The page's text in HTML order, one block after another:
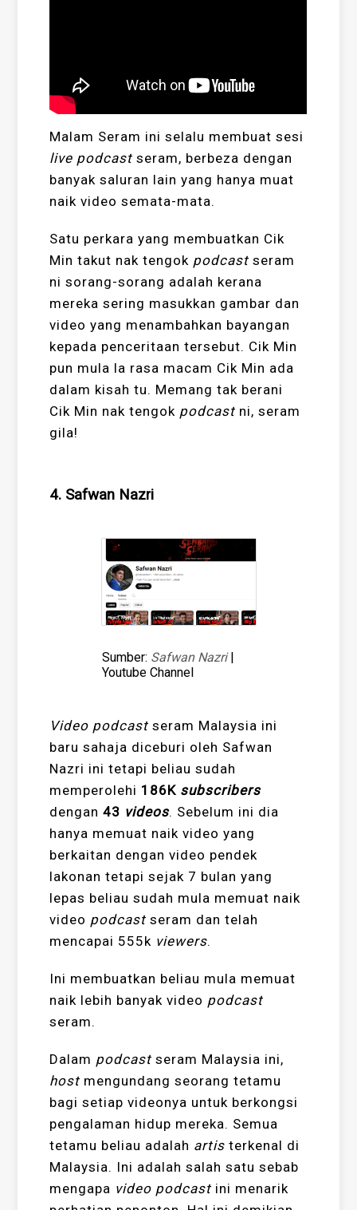
Malam Seram ini selalu membuat sesi
live podcast seram, berbeza dengan
banyak saluran lain yang hanya muat
naik video semata-mata.
Satu perkara yang membuatkan Cik
Min takut nak tengok podcastseram
ni sorang-sorang adalah kerana
mereka sering masukkan gambar dan
video yang menambahkan bayangan
kepada penceritaan tersebut. Cik Min
pun mula la rasa macam Cik Min ada
dalam kisah tu. Memang tak berani
Cik Min nak tengok podcast ni, seram
gila!
4. Safwan Nazri
Sumber: Safwan Nazri |
Youtube Channel
Video podcast seram Malaysia ini
baru sahaja diceburi oleh Safwan
Nazri ini tetapi beliau sudah
memperolehi 186K subscribers
dengan 43 videos. Sebelum ini dia
hanya memuat naik video yang
berkaitan dengan video pendek
lakonan tetapi sejak 7 bulan yang
lepas beliau sudah mula memuat naik
video podcast seram dan telah
mencapai 555k viewers.
Ini membuatkan beliau mula memuat
naik lebih banyak video podcast
seram.
Dalam podcast seram Malaysia ini,
host mengundang seorang tetamu
bagi setiap videonya untuk berkongsi
pengalaman hidup mereka. Semua
tetamu beliau adalah artis terkenal di
Malaysia. Ini adalah salah satu sebab
mengapa video podcast ini menarik